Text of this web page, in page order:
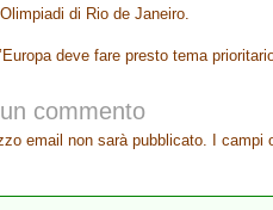
di Rio de Janeiro.
deve fare presto tema
commento
email non sarà pubblicato. I campi